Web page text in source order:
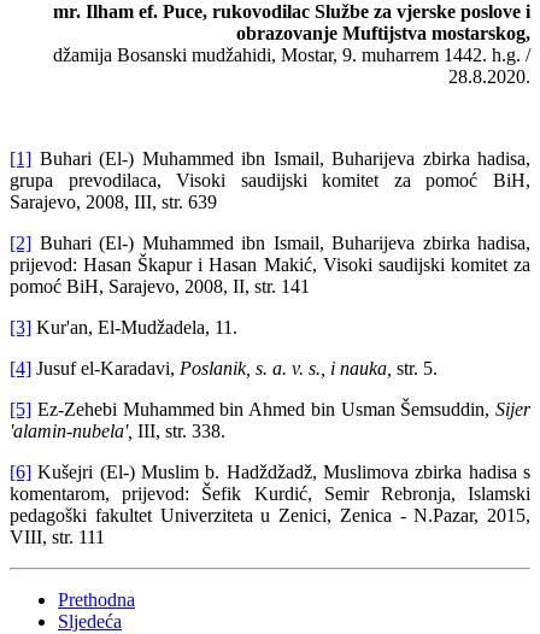
mr. Ilham ef. Puce, rukovodilac Službe za vjerske poslove i
obrazovanje Muftijstva mostarskog,
džamija Bosanski mudžahidi, Mostar, 9. muharrem 1442. h.g. /
28.8.2020.
[1] Buhari (El-) Muhammed ibn Ismail, Buharijeva zbirka hadisa,
grupa prevodilaca, Visoki saudijski komitet za pomoć BiH,
Sarajevo, 2008, III, str. 639
[2] Buhari (El-) Muhammed ibn Ismail, Buharijeva zbirka hadisa,
prijevod: Hasan Škapur i Hasan Makić, Visoki saudijski komitet za
pomoć BiH, Sarajevo, 2008, II, str. 141
[3] Kur'an, El-Mudžadela, 11.
[4] Jusuf el-Karadavi, Poslanik, s. a. v. s., i nauka, str. 5.
[5] Ez-Zehebi Muhammed bin Ahmed bin Usman Šemsuddin, Sijer
'alamin-nubela', III, str. 338.
[6] Kušejri (El-) Muslim b. Hadždžadž, Muslimova zbirka hadisa s
komentarom, prijevod: Šefik Kurdić, Semir Rebronja, Islamski
pedagoški fakultet Univerziteta u Zenici, Zenica - N.Pazar, 2015,
VIII, str. 111
Prethodna
Sljedeća